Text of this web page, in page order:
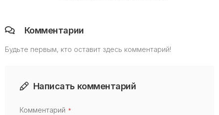
Комментарии
Будьте первым, кто оставит здесь комментарий!
Написать комментарий
Комментарий